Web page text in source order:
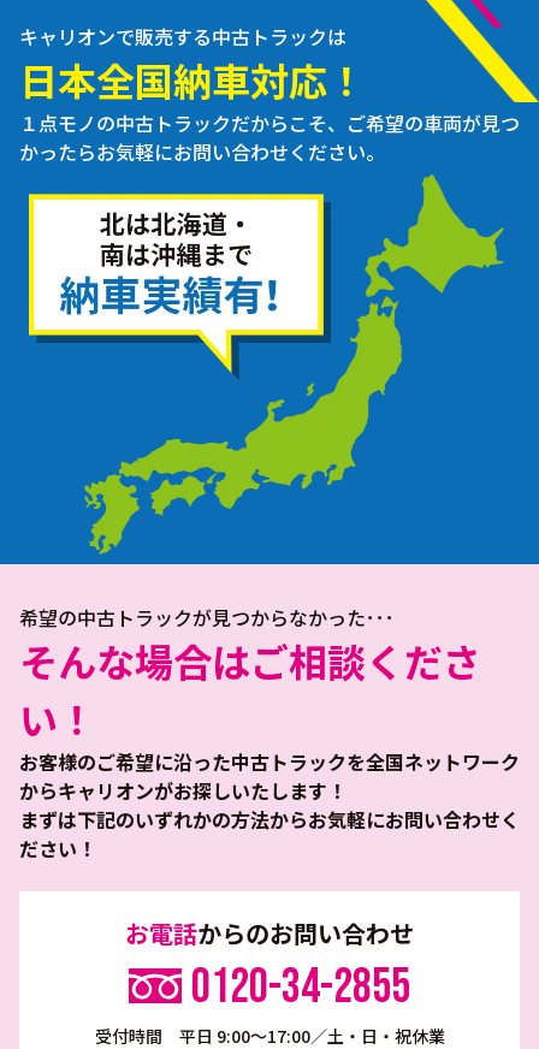
キャリオンで販売する中古トラックは
日本全国納車対応！
１点モノの中古トラックだからこそ、ご希望の車両が見つ
かったらお気軽にお問い合わせください。
希望の中古トラックが見つからなかった･･･
そんな場合はご相談くださ
い！
お客様のご希望に沿った中古トラックを全国ネットワーク
からキャリオンがお探しいたします！
まずは下記のいずれかの方法からお気軽にお問い合わせく
ださい！
お電話からのお問い合わせ
0120-34-2855
受付時間 平日 9:00～17:00／土・日・祝休業